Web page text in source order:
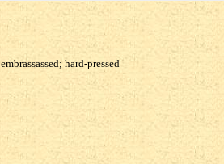
embrassassed; hard-pressed